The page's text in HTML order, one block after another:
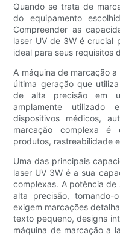
Quando se trata de
do equipamento
Compreender as
laser UV de 3W é crucial
ideal para seus requisitos
A máquina de marcação
última geração que
de alta precisão em
amplamente utilizado
dispositivos médicos,
marcação complexa é
produtos, rastreabilidade
Uma das principais
laser UV 3W é a sua
complexas. A potência
alta precisão, tornando-
exigem marcações
texto pequeno, designs
máquina de marcação a